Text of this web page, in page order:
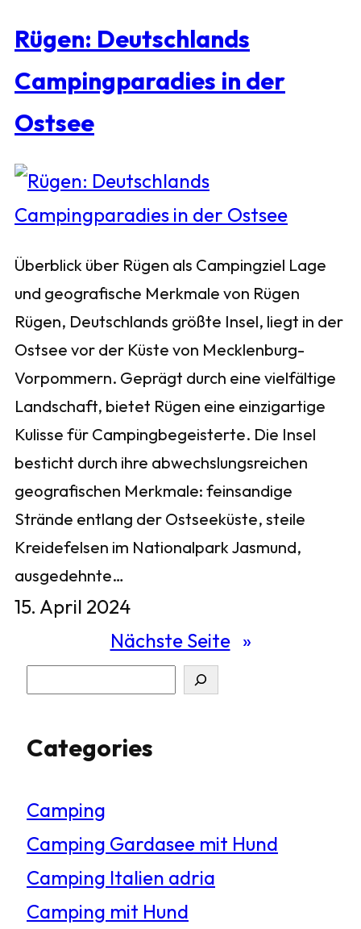
Rügen: Deutschlands
Campingparadies in der
Ostsee
Überblick über Rügen als Campingziel Lage
und geografische Merkmale von Rügen
Rügen, Deutschlands größte Insel, liegt in der
Ostsee vor der Küste von Mecklenburg-
Vorpommern. Geprägt durch eine vielfältige
Landschaft, bietet Rügen eine einzigartige
Kulisse für Campingbegeisterte. Die Insel
besticht durch ihre abwechslungsreichen
geografischen Merkmale: feinsandige
Strände entlang der Ostseeküste, steile
Kreidefelsen im Nationalpark Jasmund,
ausgedehnte…
15. April 2024
Nächste Seite »
c
e
n
Categories
Camping
Camping Gardasee mit Hund
Camping Italien adria
Camping mit Hund